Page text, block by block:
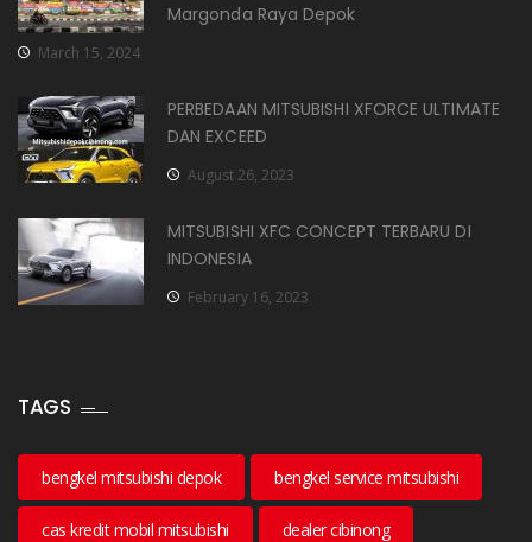
Margonda Raya Depok
March 15, 2024
PERBEDAAN MITSUBISHI XFORCE ULTIMATE
DAN EXCEED
August 26, 2023
MITSUBISHI XFC CONCEPT TERBARU DI
INDONESIA
February 16, 2023
TAGS
bengkel mitsubishi depok bengkel service mitsubishi
cas kredit mobil mitsubishi dealer cibinong